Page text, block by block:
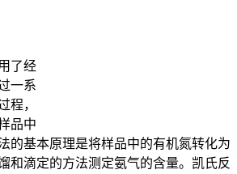
了经
一系
程，
品中
的基本原理是将样品中的有机氮转化为
和滴定的方法测定氨气的含量。凯氏反